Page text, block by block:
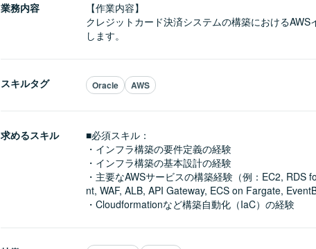
業務内容
【作業内容】
クレジットカード決済システムの構築における
します。
スキルタグ Oracle AWS
求めるスキル
■必須スキル：
・インフラ構築の要件定義の経験
・インフラ構築の基本設計の経験
・主要なAWSサービスの構築経験（例：EC2, RDS
nt, WAF, ALB, API Gateway, ECS on Fargate,
・Cloudformationなど構築自動化（IaC）の経験